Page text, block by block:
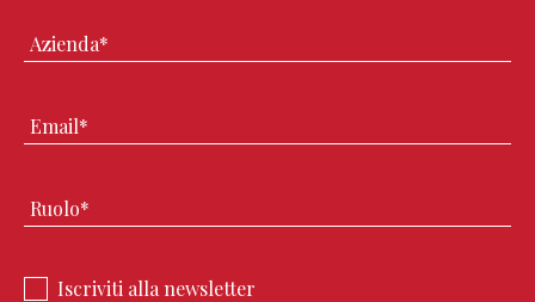
Iscriviti alla newsletter